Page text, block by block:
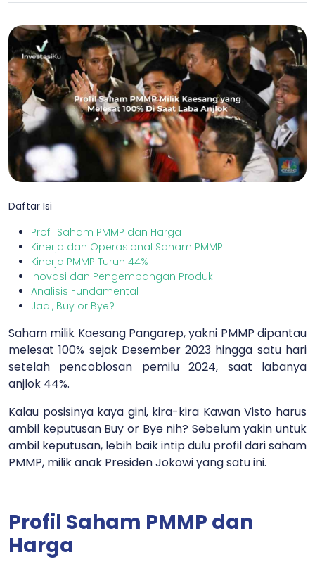
Daftar Isi
Profil Saham PMMP dan Harga
Kinerja dan Operasional Saham PMMP
Kinerja PMMP Turun 44%
Inovasi dan Pengembangan Produk
Analisis Fundamental
Jadi, Buy or Bye?
Saham milik Kaesang Pangarep, yakni PMMP dipantau
melesat 100% sejak Desember 2023 hingga satu hari
setelah pencoblosan pemilu 2024, saat labanya
anjlok 44%.
Kalau posisinya kaya gini, kira-kira Kawan Visto harus
ambil keputusan Buy or Bye nih? Sebelum yakin untuk
ambil keputusan, lebih baik intip dulu profil dari saham
PMMP, milik anak Presiden Jokowi yang satu ini.
Profil Saham PMMP dan
Harga